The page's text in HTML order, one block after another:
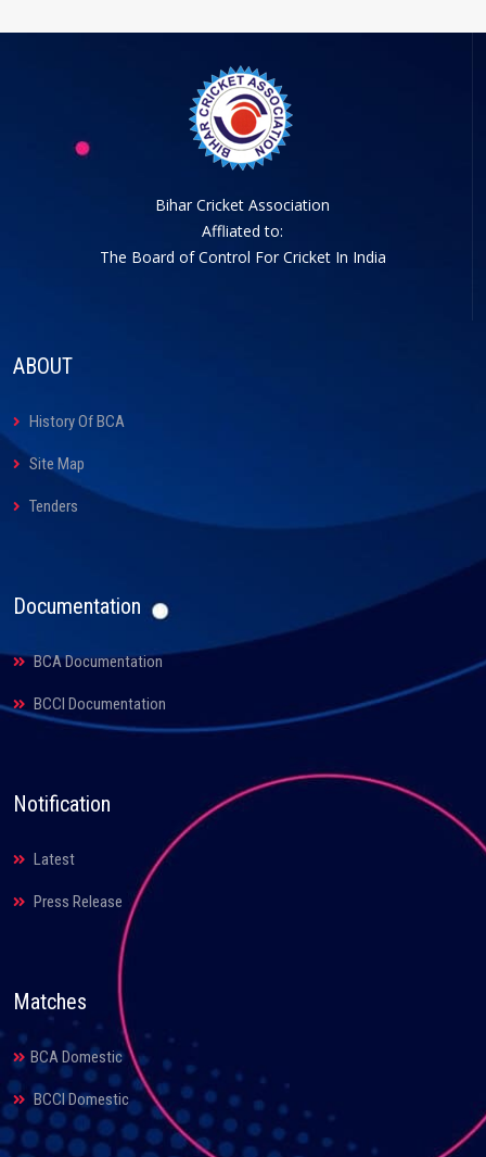
Bihar Cricket Association
Affliated to:
The Board of Control For Cricket In India
ABOUT
History Of BCA
Site Map
Tenders
Documentation
BCA Documentation
BCCI Documentation
Notification
Latest
Press Release
Matches
BCA Domestic
BCCI Domestic